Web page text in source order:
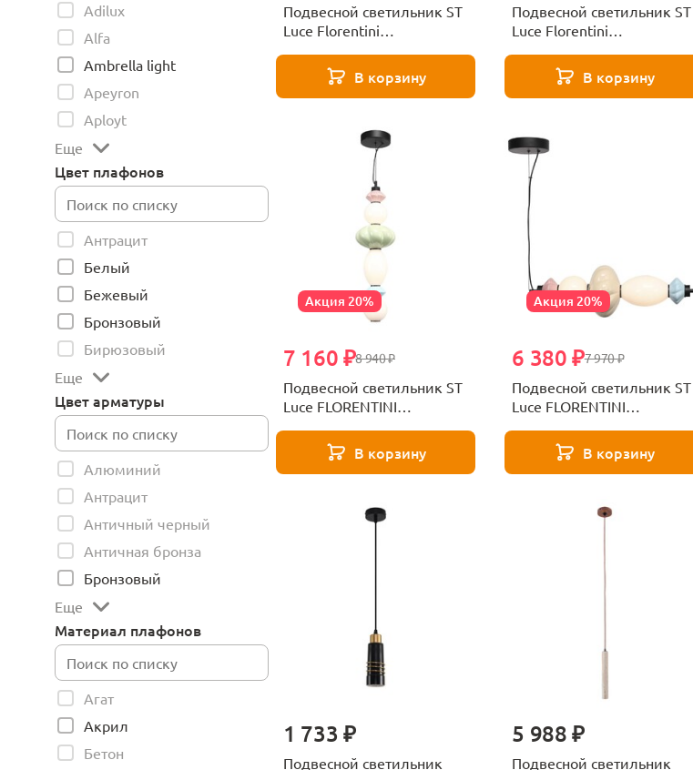
Adilux
Alfa
Ambrella light
Apeyron
Aployt
Еще
Цвет плафонов
Антрацит
Белый
Бежевый
Бронзовый
Бирюзовый
Еще
Цвет арматуры
Алюминий
Антрацит
Античный черный
Античная бронза
Бронзовый
Еще
Материал плафонов
Агат
Акрил
Бетон
Подвесной светильник ST
Luce Florentini
В корзину
Подвесной светильник ST
Luce Florentini
В корзину
Акция 20%
8 940 ₽
7 160 ₽
Подвесной светильник ST
Luce FLORENTINI
В корзину
Акция 20%
7 970 ₽
6 380 ₽
Подвесной светильник ST
Luce FLORENTINI
В корзину
1 733 ₽
Подвесной светильник
5 988 ₽
Подвесной светильник